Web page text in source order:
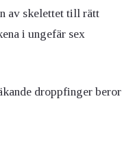
av skelettet till rätt
i ungefär sex
droppfinger beror